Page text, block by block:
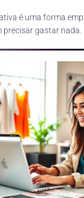
é uma forma
precisar gastar nada.